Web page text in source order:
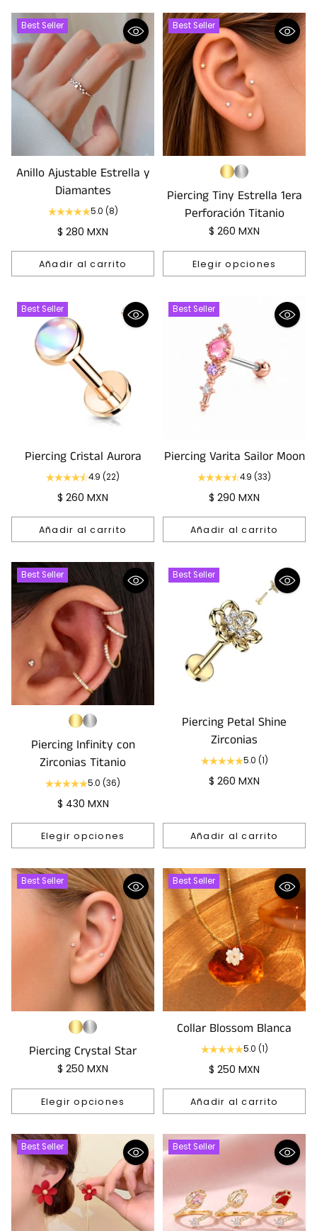
Best Seller
Anillo Ajustable Estrella y
Diamantes
5.0 (8)
$ 280 MXN
Añadir al carrito
Cantidad
Best Seller
Piercing Tiny Estrella 1era
Perforación Titanio
$ 260 MXN
Elegir opciones
Cantidad
Best Seller
Piercing Cristal Aurora
4.9 (22)
$ 260 MXN
Añadir al carrito
Cantidad
Best Seller
Piercing Varita Sailor Moon
4.9 (33)
$ 290 MXN
Añadir al carrito
Cantidad
Best Seller
Piercing Infinity con
Zirconias Titanio
5.0 (36)
$ 430 MXN
Elegir opciones
Cantidad
Best Seller
Piercing Petal Shine
Zirconias
5.0 (1)
$ 260 MXN
Añadir al carrito
Cantidad
Best Seller
Piercing Crystal Star
$ 250 MXN
Elegir opciones
Cantidad
Best Seller
Collar Blossom Blanca
5.0 (1)
$ 250 MXN
Añadir al carrito
Cantidad
Best Seller Best Seller